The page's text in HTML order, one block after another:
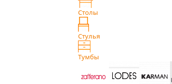
Столы
Стулья
Тумбы